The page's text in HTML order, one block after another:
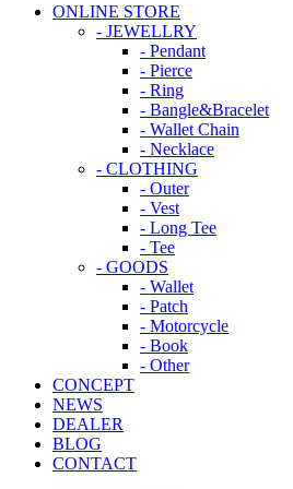
ONLINE STORE
- JEWELLRY
- Pendant
- Pierce
- Ring
- Bangle&Bracelet
- Wallet Chain
- Necklace
- CLOTHING
- Outer
- Vest
- Long Tee
- Tee
- GOODS
- Wallet
- Patch
- Motorcycle
- Book
- Other
CONCEPT
NEWS
DEALER
BLOG
CONTACT